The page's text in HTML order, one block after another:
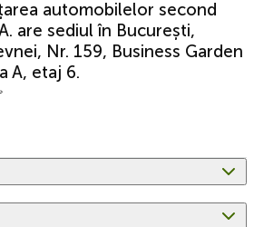
automobilelor second
are sediul în București,
Nr. 159, Business Garden
A, etaj 6.